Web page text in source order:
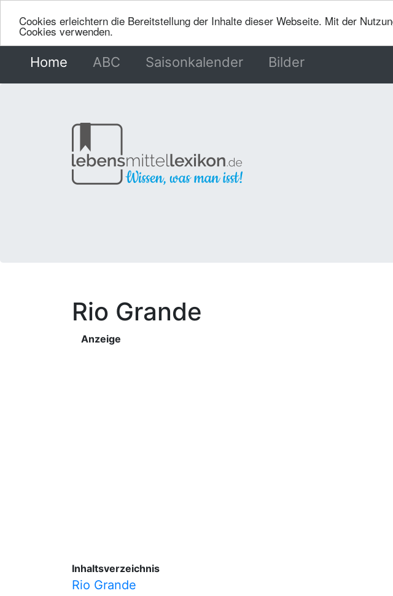
Cookies erleichtern die Bereitstellung der Inhalte dieser Webseite. Mit der
Cookies verwenden.
Home (current)
ABC Saisonkalender Bilder
Rio Grande
Anzeige
Inhaltsverzeichnis
Rio Grande